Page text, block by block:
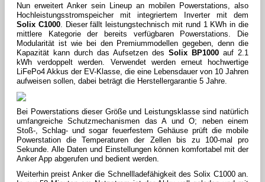
Nun erweitert Anker sein Lineup an mobilen Powerstations, also
Hochleistungsstromspeicher mit integriertem Inverter mit dem
Solix C1000. Dieser fällt leistungstechnisch mit rund 1 KWh in die
mittlere Kategorie der bereits verfügbaren Powerstations. Die
Modularität ist wie bei den Premiummodellen gegeben, denn die
Kapazität kann durch das Aufsetzen des Solix BP1000 auf 2.1
kWh verdoppelt werden. Verwendet werden erneut hochwertige
LiFePo4 Akkus der EV-Klasse, die eine Lebensdauer von 10 Jahren
aufweisen sollen, dabei beträgt die Herstellergarantie 5 Jahre.
Bei Powerstations dieser Größe und Leistungsklasse sind natürlich
umfangreiche Schutzmechanismen das A und O; neben einem
Stoß-, Schlag- und sogar feuerfestem Gehäuse prüft die mobile
Powerstation die Temperaturen der Zellen bis zu 100-mal pro
Sekunde. Alle Daten und Einstellungen können komfortabel mit der
Anker App abgerufen und bedient werden.
Weiterhin preist Anker die Schnellladefähigkeit des Solix C1000 an.